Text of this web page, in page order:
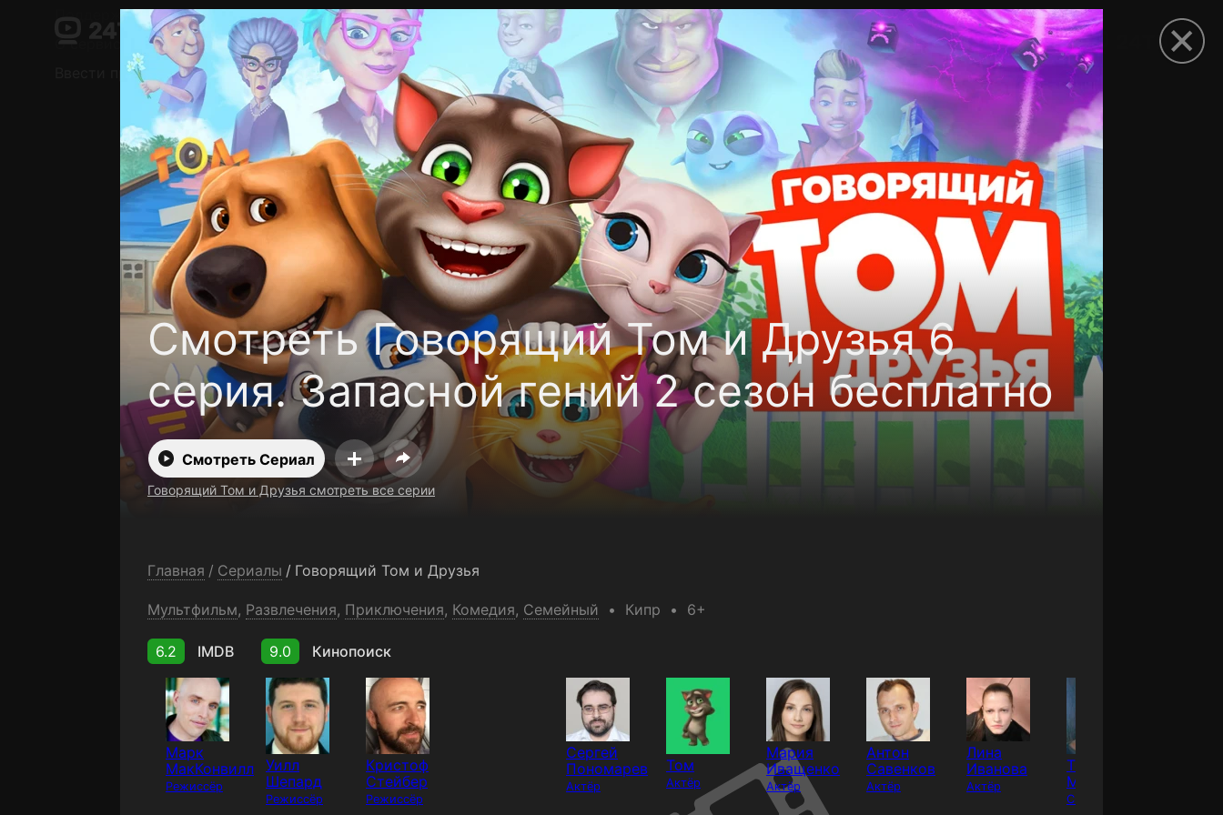
Смотреть Говорящий Том и Друзья 6
серия. Запасной гений 2 сезон бесплатно
Смотреть Сериал
Говорящий Том и Друзья смотреть все серии
Главная / Сериалы / Говорящий Том и Друзья
Мультфильм, Развлечения, Приключения, Комедия, Семейный Кипр 6+
6.2 IMDB 9.0 Кинопоиск
Марк
МакКонвилл
Режиссёр
Уилл
Шепард
Режиссёр
Кристоф
Стейбер
Режиссёр
Сергей
Пономарев
Актёр
Том
Актёр
Мария
Иващенко
Актёр
Антон
Савенков
Актёр
Лина
Иванова
Актёр
Том
Мартин
Сценарист
Поддержка:support@24h.tv
Пользовательское соглашение Политика конфиденциальности Для партнёров
Открыть приложение
Ввести промокод
Установить на ТВ Бесплатные каналы Контакты